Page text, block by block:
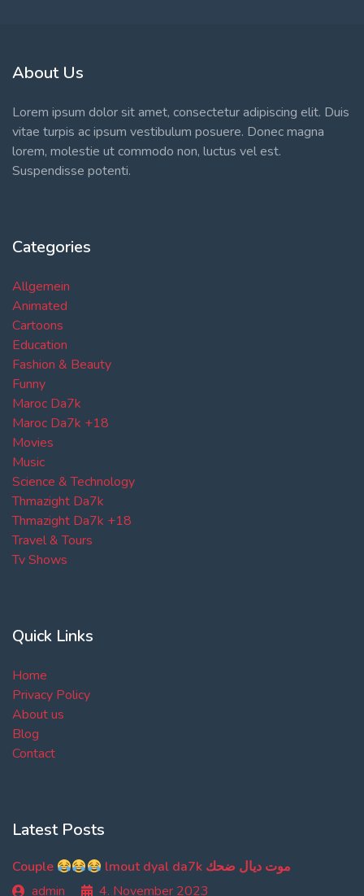
About Us
Lorem ipsum dolor sit amet, consectetur adipiscing elit. Duis
vitae turpis ac ipsum vestibulum posuere. Donec magna
lorem, molestie ut commodo non, luctus vel est.
Suspendisse potenti.
Categories
Allgemein
Animated
Cartoons
Education
Fashion & Beauty
Funny
Maroc Da7k
Maroc Da7k +18
Movies
Music
Science & Technology
Thmazight Da7k
Thmazight Da7k +18
Travel & Tours
Tv Shows
Quick Links
Home
Privacy Policy
About us
Blog
Contact
Latest Posts
Couple
lmout dyal da7k موت ديال ضحك
admin
4. November 2023